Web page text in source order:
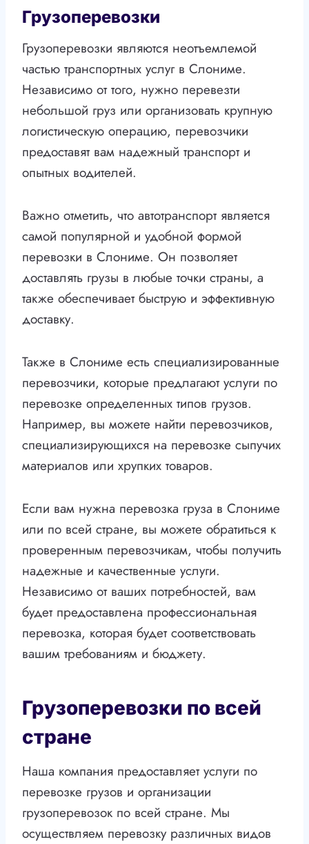
Грузоперевозки
Грузоперевозки являются неотъемлемой
частью транспортных услуг в Слониме.
Независимо от того, нужно перевезти
небольшой груз или организовать крупную
логистическую операцию, перевозчики
предоставят вам надежный транспорт и
опытных водителей.
Важно отметить, что автотранспорт является
самой популярной и удобной формой
перевозки в Слониме. Он позволяет
доставлять грузы в любые точки страны, а
также обеспечивает быструю и эффективную
доставку.
Также в Слониме есть специализированные
перевозчики, которые предлагают услуги по
перевозке определенных типов грузов.
Например, вы можете найти перевозчиков,
специализирующихся на перевозке сыпучих
материалов или хрупких товаров.
Если вам нужна перевозка груза в Слониме
или по всей стране, вы можете обратиться к
проверенным перевозчикам, чтобы получить
надежные и качественные услуги.
Независимо от ваших потребностей, вам
будет предоставлена профессиональная
перевозка, которая будет соответствовать
вашим требованиям и бюджету.
Грузоперевозки по всей
стране
Наша компания предоставляет услуги по
перевозке грузов и организации
грузоперевозок по всей стране. Мы
осуществляем перевозку различных видов